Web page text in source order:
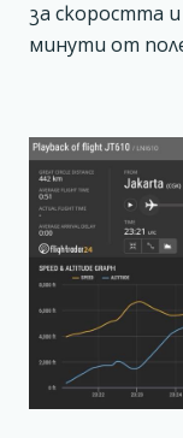
за скоростта
минути от